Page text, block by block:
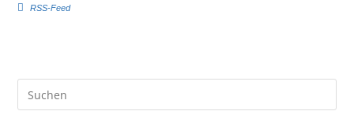
k
u
m
m
RSS-Feed